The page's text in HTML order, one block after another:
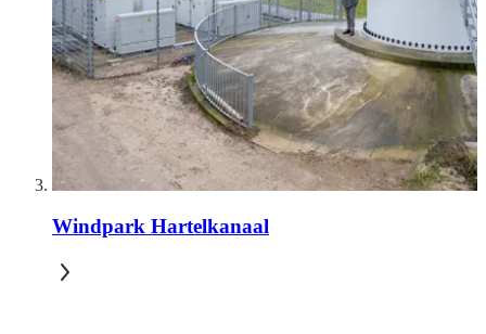
Windpark Hartelkanaal